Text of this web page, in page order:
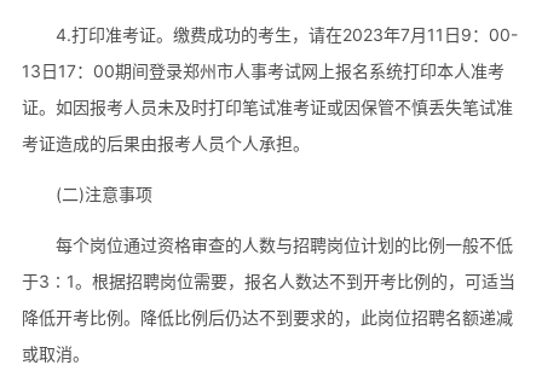
4.打印准考证。缴费成功的考生，请在2023年7月11日9：00-
13日17：00期间登录郑州市人事考试网上报名系统打印本人准考
证。如因报考人员未及时打印笔试准考证或因保管不慎丢失笔试准
考证造成的后果由报考人员个人承担。
(二)注意事项
每个岗位通过资格审查的人数与招聘岗位计划的比例一般不低
于3∶1。根据招聘岗位需要，报名人数达不到开考比例的，可适当
降低开考比例。降低比例后仍达不到要求的，此岗位招聘名额递减
或取消。